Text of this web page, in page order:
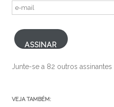
e-
ASSINAR
Junte-se a 82 outros assinantes
VEJA TAMBÉM: